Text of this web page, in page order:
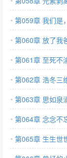
第059章 我们是
第060章 放了我
第061章 至死不
第062章 浩冬三
第063章 思如泉
第064章 念念不
第065章 生生世